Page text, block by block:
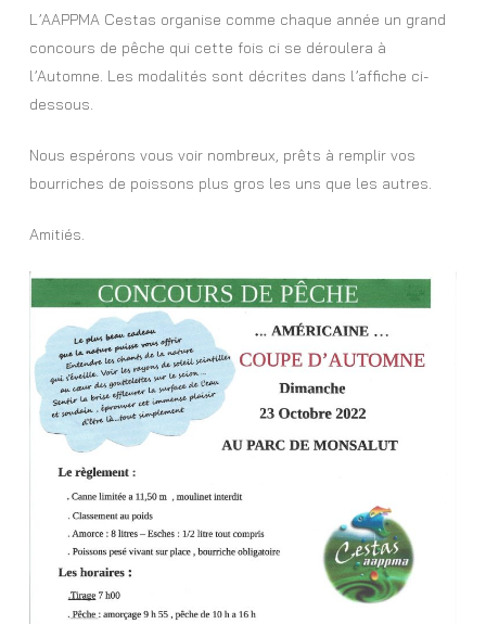
L’AAPPMA Cestas organise comme chaque année un grand
concours de pêche qui cette fois ci se déroulera à
l’Automne. Les modalités sont décrites dans l’affiche ci-
dessous.
Nous espérons vous voir nombreux, prêts à remplir vos
bourriches de poissons plus gros les uns que les autres.
Amitiés.